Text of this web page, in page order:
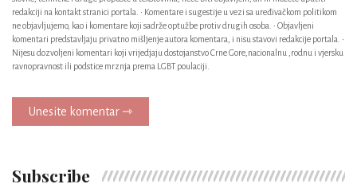
redakciji na kontakt stranici portala. • Komentare i sugestije u vezi sa uređivačkom politikom
ne objavljujemo, kao i komentare koji sadrže optužbe protiv drugih osoba. • Objavljeni
komentari predstavljaju privatno mišljenje autora komentara, i nisu stavovi redakcije portala. •
Nijesu dozvoljeni komentari koji vrijedjaju dostojanstvo Crne Gore,nacionalnu ,rodnu i vjersku
ravnopravnost ili podstice mrznja prema LGBT poulaciji.
Unesite komentar ⇾
Subscribe